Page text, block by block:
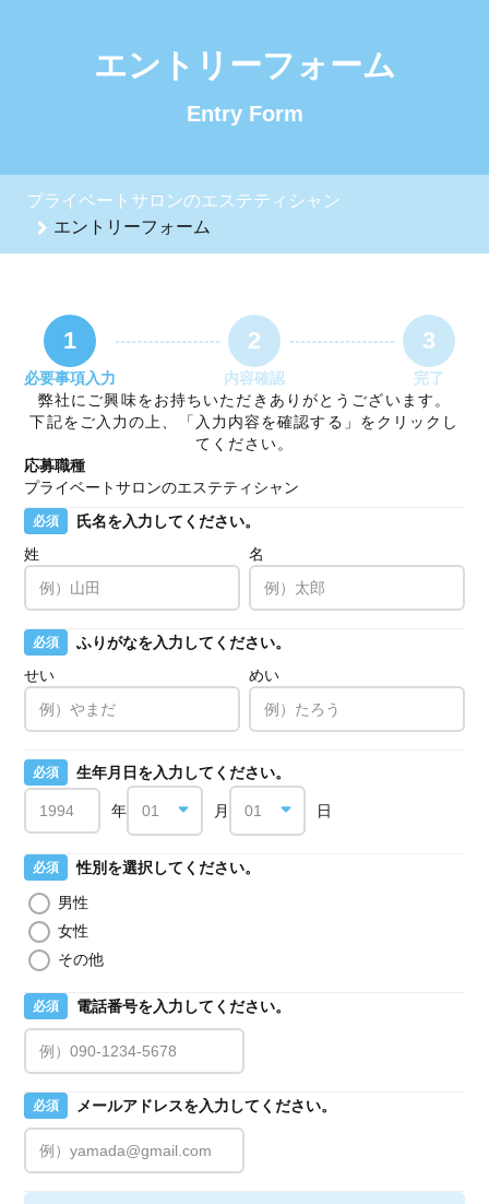
エントリーフォーム
Entry Form
プライベートサロンのエステティシャン
エントリーフォーム
1
必要事項入力
2
内容確認
3
完了
弊社にご興味をお持ちいただきありがとうございます。
下記をご入力の上、「入力内容を確認する」をクリックし
てください。
応募職種
プライベートサロンのエステティシャン
必須
氏名を入力してください。
姓
名
必須
ふりがなを入力してください。
せい
めい
必須 生年月日を入力してください。
年 月 日
必須
性別を選択してください。
男性
女性
その他
必須 電話番号を入力してください。
必須 メールアドレスを入力してください。